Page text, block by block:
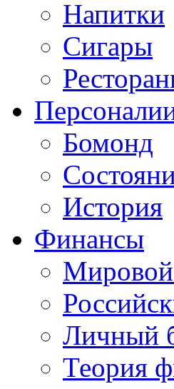
Напитки
Сигары
Бомонд
История
Финансы
Личный
Теория